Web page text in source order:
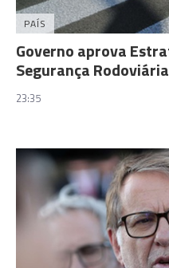
PAÍS
Governo aprova
Segurança Rodoviária
23:35